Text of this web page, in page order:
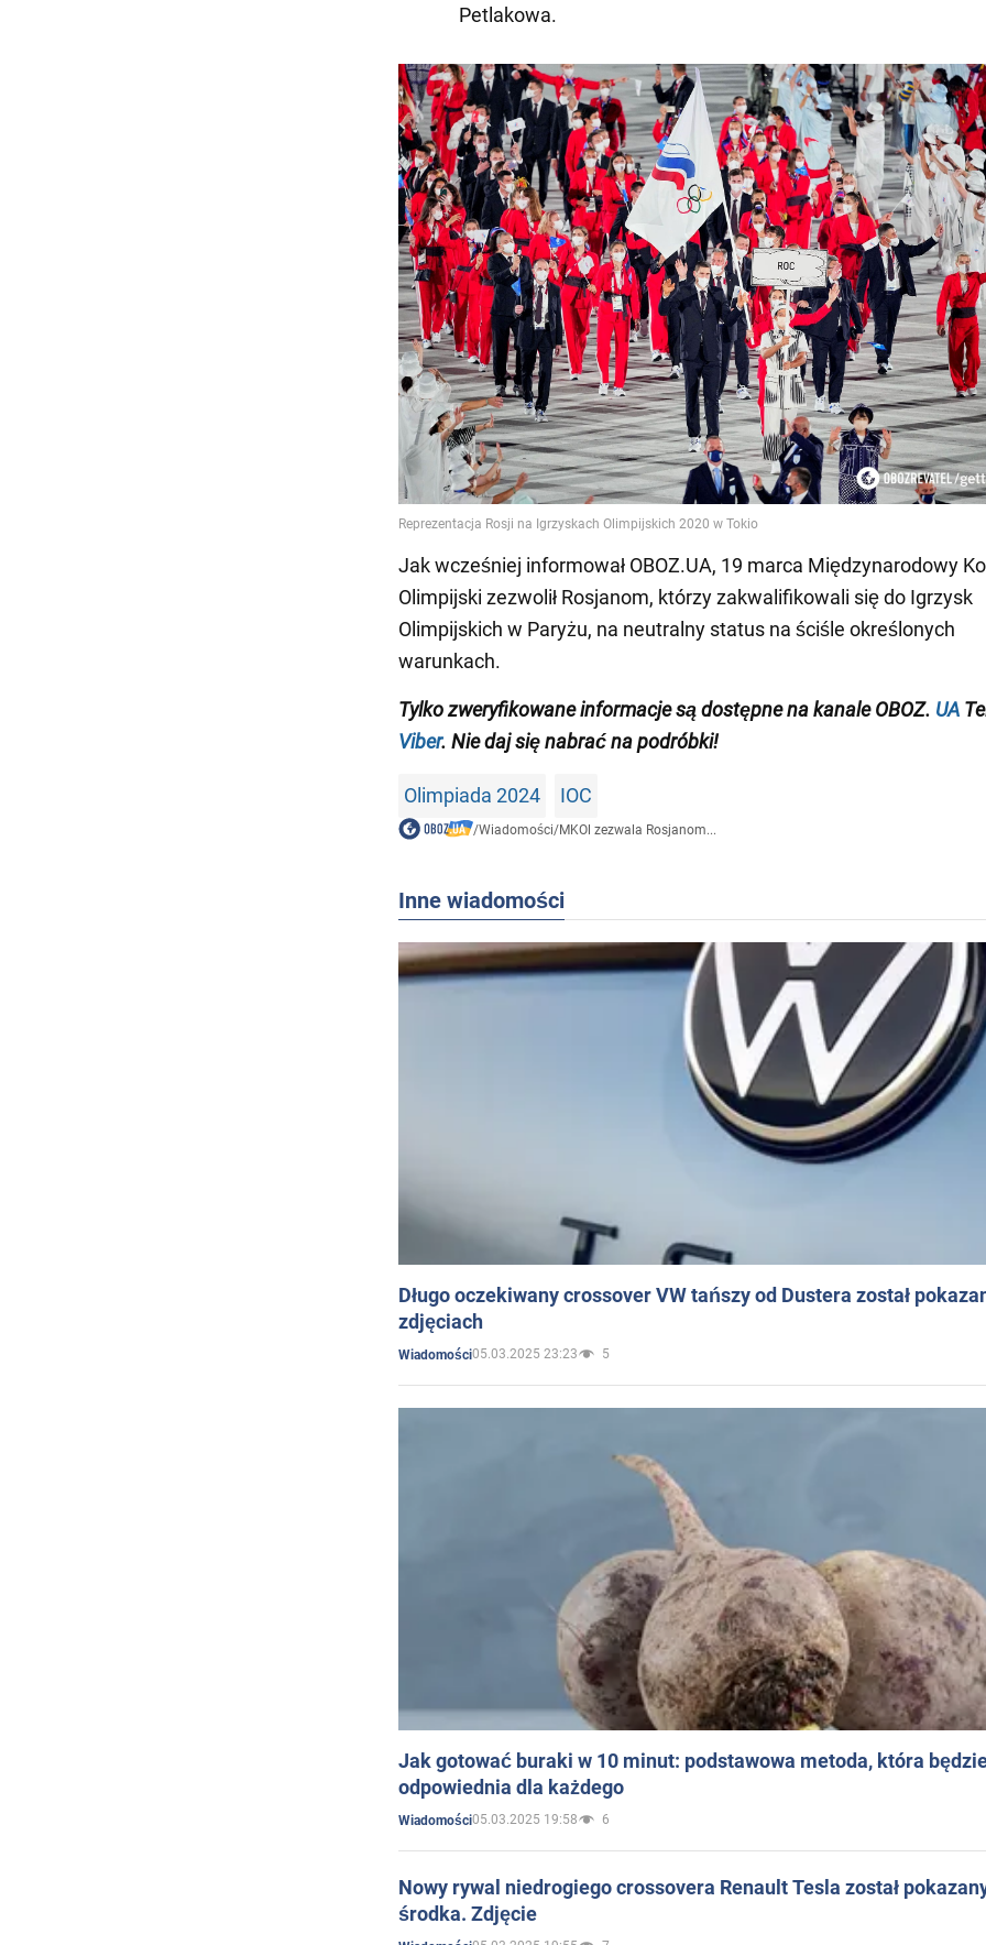
Petlakowa.
Jak wcześniej informował OBOZ.UA, 19 marca Międzynarodowy
Olimpijski zezwolił Rosjanom, którzy zakwalifikowali się do Igrzysk
Olimpijskich w Paryżu, na neutralny status na ściśle określonych
warunkach.
Tylkozweryfikowane informacjesą dostępne nakanale OBOZ. UA
Viber. Nie daj się nabrać na podróbki!
Olimpiada 2024 IOC
/Wiadomości/MKOl zezwala Rosjanom...
Inne wiadomości
Długo oczekiwany crossover VW tańszy od Dustera został
zdjęciach
Wiadomości05.03.2025 23:23 5
Jak gotować buraki w 10 minut: podstawowa metoda, która
odpowiednia dla każdego
Wiadomości05.03.2025 19:58 6
Nowy rywal niedrogiego crossovera Renault Tesla został
środka. Zdjęcie